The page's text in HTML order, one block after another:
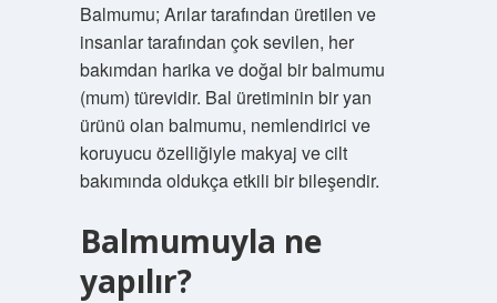
Balmumu; Arılar tarafından üretilen ve
insanlar tarafından çok sevilen, her
bakımdan harika ve doğal bir balmumu
(mum) türevidir. Bal üretiminin bir yan
ürünü olan balmumu, nemlendirici ve
koruyucu özelliğiyle makyaj ve cilt
bakımında oldukça etkili bir bileşendir.
Balmumuyla ne
yapılır?